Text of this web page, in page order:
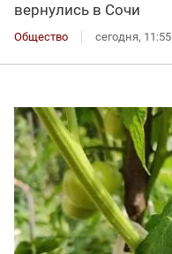
вернулись в Сочи
Общество сегодня, 11:55